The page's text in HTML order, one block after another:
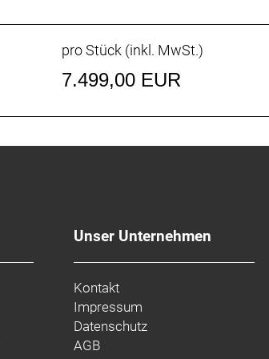
pro Stück (inkl. MwSt.)
7.499,00 EUR
Unser Unternehmen
Kontakt
Impressum
Datenschutz
AGB